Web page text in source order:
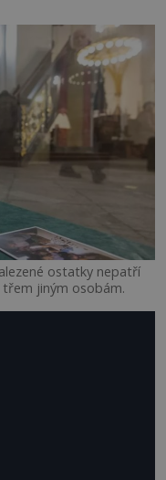
ostatky nepatří
třem jiným osobám.